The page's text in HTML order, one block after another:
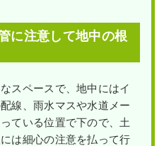
に注意して地中の根
スペースで、地中にはイ
線、雨水マスや水道メー
ている位置で下ので、土
は細心の注意を払って行